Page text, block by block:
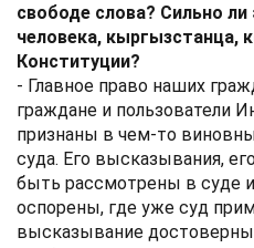
свободе слова? Сильно
человека, кыргызстанца,
Конституции?
- Главное право наших
граждане и пользователи
признаны в чем-то
суда. Его высказывания,
быть рассмотрены в суде
оспорены, где уже суд
высказывание